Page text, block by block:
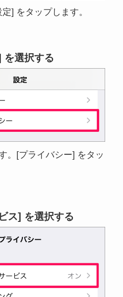
] をタップします。
を選択する
。[プライバシー] をタッ
ス] を選択する